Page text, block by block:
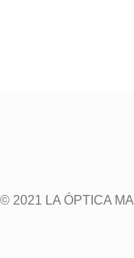
© 2021 LA ÓPTICA